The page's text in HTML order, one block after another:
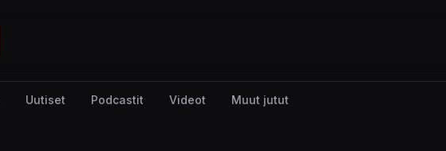
Uutiset Podcastit Videot Muut jutut